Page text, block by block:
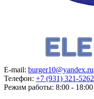
E-mail: burger10@yandex.ru
Телефон: +7 (931) 321-5262
Режим работы: 8:00 - 18:00